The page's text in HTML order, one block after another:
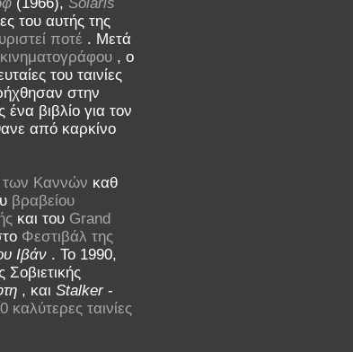
του αυτής της
ποτέ . Μετά
, ο
του ταινίες
στην
ένα βιβλίο για τον
από καρκίνο
των Καννών καθ
βραβείου
και του Grand
Φεστιβάλ της
Ιβάν. Το 1990,
Σοβιετικής
, και Stalker-
ταινίες